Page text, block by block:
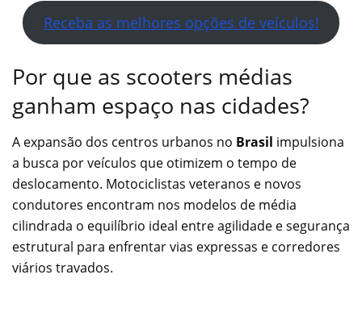
Receba as melhores opções de veículos!
Por que as scooters médias
ganham espaço nas cidades?
A expansão dos centros urbanos no Brasil impulsiona
a busca por veículos que otimizem o tempo de
deslocamento. Motociclistas veteranos e novos
condutores encontram nos modelos de média
cilindrada o equilíbrio ideal entre agilidade e segurança
estrutural para enfrentar vias expressas e corredores
viários travados.